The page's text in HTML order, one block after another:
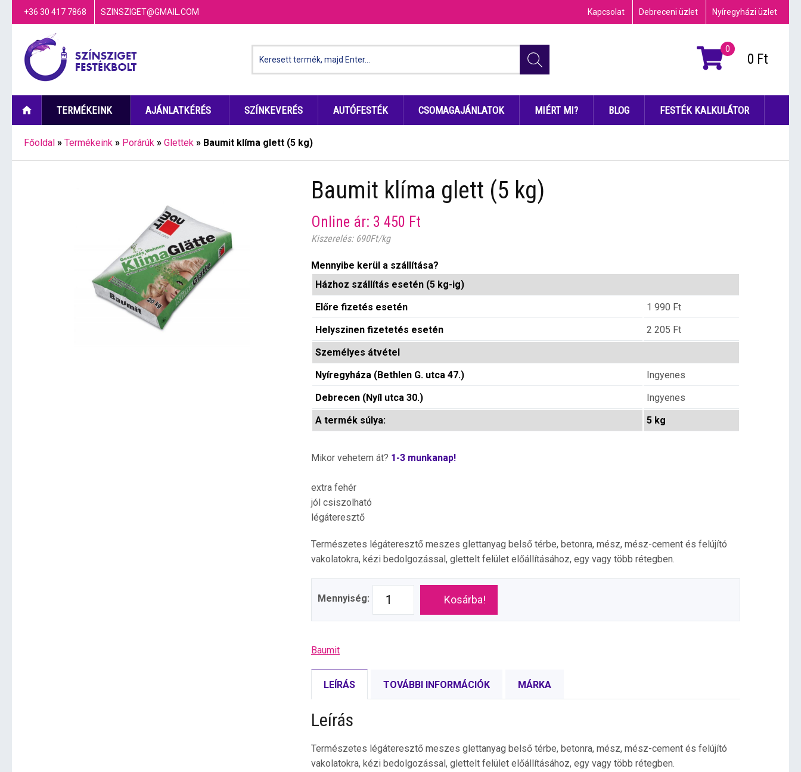
+36 30 417 7868 SZINSZIGET@GMAIL.COM Kapcsolat Debreceni üzlet Nyíregyházi üzlet
0
0 Ft
TERMÉKEINK AJÁNLATKÉRÉS SZÍNKEVERÉS AUTÓFESTÉK CSOMAGAJÁNLATOK MIÉRT MI? BLOG FESTÉK KALKULÁTOR
Főoldal » Termékeink » Porárúk » Glettek » Baumit klíma glett (5 kg)
Baumit klíma glett (5 kg)
Online ár: 3 450 Ft
Kiszerelés: 690Ft/kg
Mennyibe kerül a szállítása?
Házhoz szállítás esetén (5 kg-ig)
Előre fizetés esetén
1 990 Ft
Helyszinen fizetetés esetén
2 205 Ft
Személyes átvétel
Nyíregyháza (Bethlen G. utca 47.)
Ingyenes
Debrecen (Nyíl utca 30.)
Ingyenes
A termék súlya:
5 kg
Mikor vehetem át? 1-3 munkanap!
extra fehér
jól csiszolható
légáteresztő
Természetes légáteresztő meszes glettanyag belső térbe, betonra, mész, mész-cement és felújító
vakolatokra, kézi bedolgozással, glettelt felület előállításához, egy vagy több rétegben.
Mennyiség: Kosárba!
Baumit
LEÍRÁS TOVÁBBI INFORMÁCIÓK MÁRKA
Leírás
Természetes légáteresztő meszes glettanyag belső térbe, betonra, mész, mész-cement és felújító
vakolatokra, kézi bedolgozással, glettelt felület előállításához, egy vagy több rétegben.